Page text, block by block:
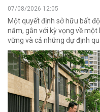
07/08/2026 12:05
Một quyết định sở hữu bất
năm, gắn với kỳ vọng về
vững và cả những dự định